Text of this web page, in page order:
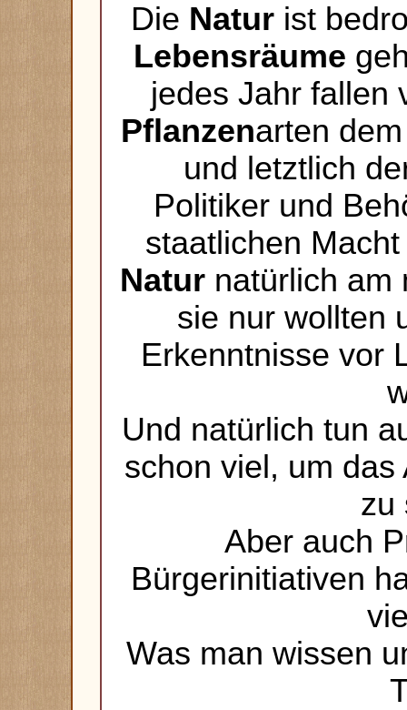
Die Natur ist
Lebensräume
jedes Jahr fallen
Pflanzenarten
und letztlich
Politiker und
staatlichen
Natur natürlich am
sie nur wollten
Erkenntnisse vor
Und natürlich tun
schon viel, um
zu
Aber auch
Bürgerinitiativen
Was man wissen